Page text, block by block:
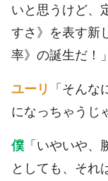
いと思うけど、
すさ》を表す新
率》の誕生だ！」
ユーリ 「そん
になっちゃうじ
僕 「いやいや
としても、それ